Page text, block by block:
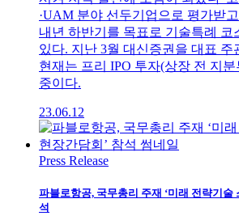
·UAM 분야 선두기업으로 평가받
내년 하반기를 목표로 기술특례 코
있다. 지난 3월 대신증권을 대표 주
현재는 프리 IPO 투자(상장 전 지
중이다.
23.06.12
Press Release
파블로항공, 국무총리 주재 ‘미래 전략기술
석